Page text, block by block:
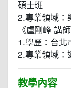
碩士班
2.專業領域：
《盧剛峰 講師
1.學歷：台北
2.專業領域：
教學內容